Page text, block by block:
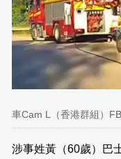
車Cam L（香港群組）FB
涉事姓黃（60歲）巴